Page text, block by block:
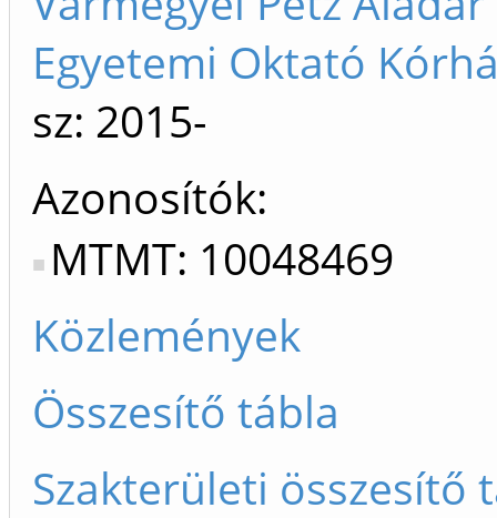
Egyetemi Oktató
sz: 2015-
Azonosítók
MTMT: 10048469
Közlemények
Összesítő tábla
Szakterületi összesítő